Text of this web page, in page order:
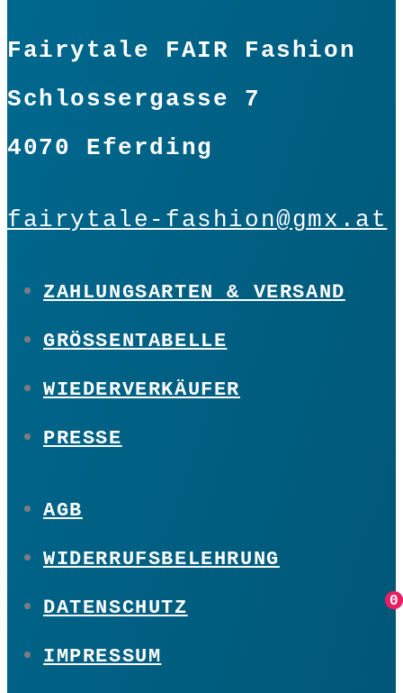
0
0
Fairytale FAIR Fashion
Schlossergasse 7
4070 Eferding
fairytale-fashion@gmx.at
ZAHLUNGSARTEN & VERSAND
GRÖSSENTABELLE
WIEDERVERKÄUFER
PRESSE
AGB
WIDERRUFSBELEHRUNG
DATENSCHUTZ
IMPRESSUM